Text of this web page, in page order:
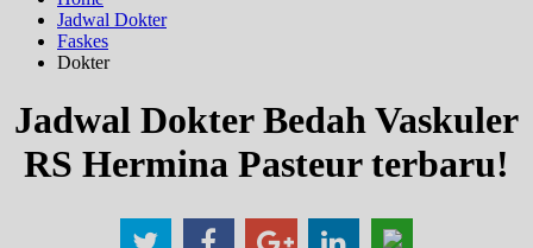
Jadwal Dokter
Faskes
Dokter
Jadwal Dokter Bedah Vaskuler
RS Hermina Pasteur terbaru!